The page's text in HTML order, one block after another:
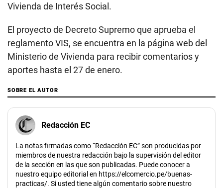
Vivienda de Interés Social.
El proyecto de Decreto Supremo que aprueba el
reglamento VIS, se encuentra en la página web del
Ministerio de Vivienda para recibir comentarios y
aportes hasta el 27 de enero.
SOBRE EL AUTOR
Redacción EC
La notas firmadas como “Redacción EC” son producidas por
miembros de nuestra redacción bajo la supervisión del editor
de la sección en las que son publicadas. Puede conocer a
nuestro equipo editorial en https://elcomercio.pe/buenas-
practicas/. Si usted tiene algún comentario sobre nuestro